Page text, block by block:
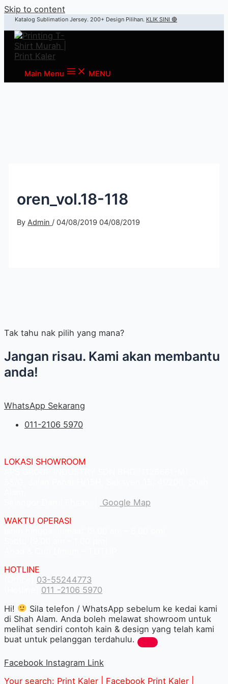
Skip to content
Katalog Sublimation Jersey. 200+ Design Pilihan. KLIK SINI 🔴
Main Menu MENU
oren_vol.18-118
ByAdmin / 04/08/2019 04/08/2019
Tak tahu nak pilih yang mana?
Jangan risau. Kami akan membantu
anda!
WhatsApp Sekarang
011-2106 5970
LOKASI SHOWROOM
Google Map
WAKTU OPERASI
HOTLINE
03-55244773
011 -2106 5970
Hi!
Sila telefon / WhatsApp sebelum ke kedai kami
di Shah Alam. Anda boleh melawat showroom untuk
melihat sendiri contoh kain & design yang telah kami
buat untuk pelanggan terdahulu.
Facebook Instagram Link
Your search: Print Kaler | Facebook Print Kaler